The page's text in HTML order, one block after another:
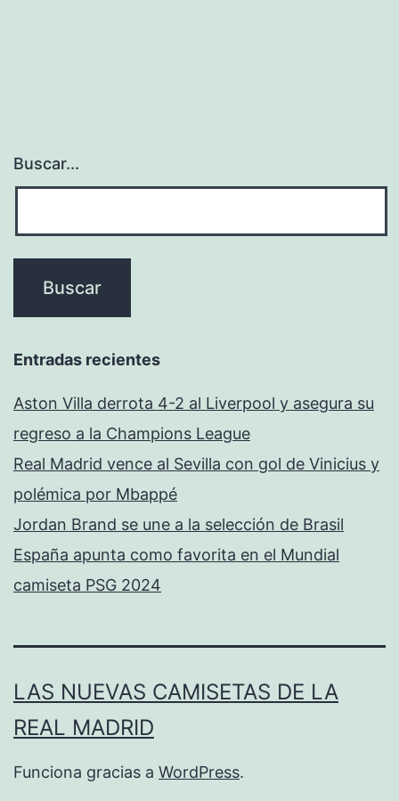
Buscar...
Entradas recientes
Aston Villa derrota 4-2 al Liverpool y asegura su
regreso a la Champions League
Real Madrid vence al Sevilla con gol de Vinicius y
polémica por Mbappé
Jordan Brand se une a la selección de Brasil
España apunta como favorita en el Mundial
camiseta PSG 2024
LAS NUEVAS CAMISETAS DE LA
REAL MADRID
Funciona gracias a WordPress.